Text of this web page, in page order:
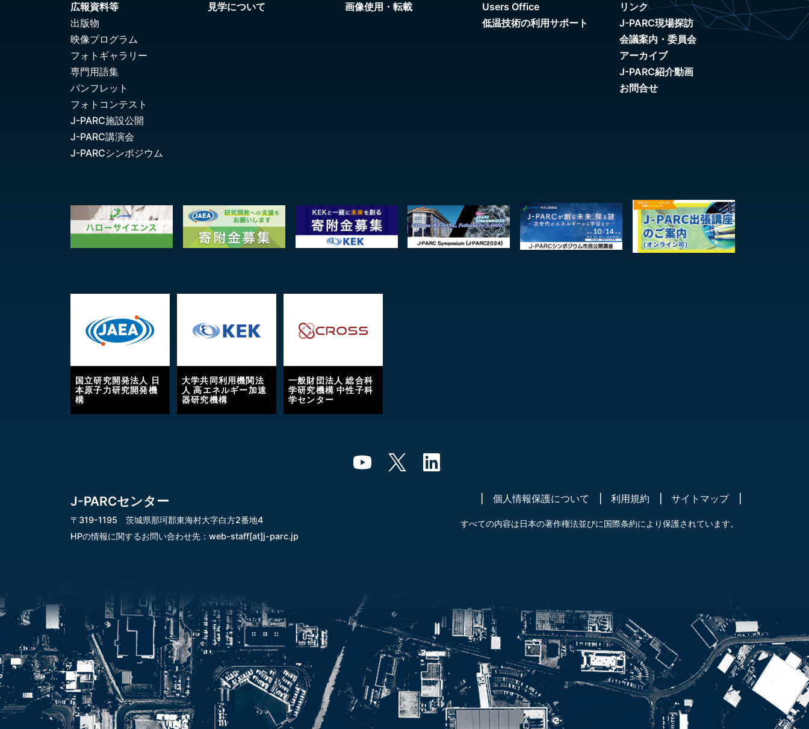
広報資料等
出版物
映像プログラム
フォトギャラリー
専門用語集
パンフレット
フォトコンテスト
J-PARC施設公開
J-PARC講演会
J-PARCシンポジウム
見学について 画像使用・転載
Users Office
低温技術の利用サポート
リンク
J-PARC現場探訪
会議案内・委員会
アーカイブ
J-PARC紹介動画
お問合せ
国立研究開発法人 日
本原子力研究開発機
構
大学共同利用機関法
人 高エネルギー加速
器研究機構
一般財団法人 総合科
学研究機構 中性子科
学センター
J-PARCセンター
〒319-1195 茨城県那珂郡東海村大字白方2番地4
HPの情報に関するお問い合わせ先： web-staff[at]j-parc.jp
個人情報保護について 利用規約 サイトマップ
すべての内容は日本の著作権法並びに国際条約により保護されています。